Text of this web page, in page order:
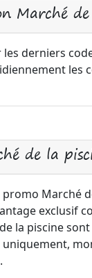
Marché
derniers
les
de la
Marché
exclusif
la piscine